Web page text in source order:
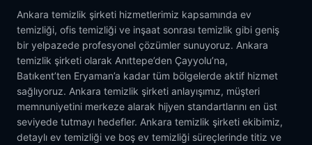
Ankara temizlik şirketi hizmetlerimiz kapsamında ev
temizliği, ofis temizliği ve inşaat sonrası temizlik gibi geniş
bir yelpazede profesyonel çözümler sunuyoruz. Ankara
temizlik şirketi olarak Anıttepe’den Çayyolu’na,
Batıkent’ten Eryaman’a kadar tüm bölgelerde aktif hizmet
sağlıyoruz. Ankara temizlik şirketi anlayışımız, müşteri
memnuniyetini merkeze alarak hijyen standartlarını en üst
seviyede tutmayı hedefler. Ankara temizlik şirketi ekibimiz,
detaylı ev temizliği ve boş ev temizliği süreçlerinde titiz ve